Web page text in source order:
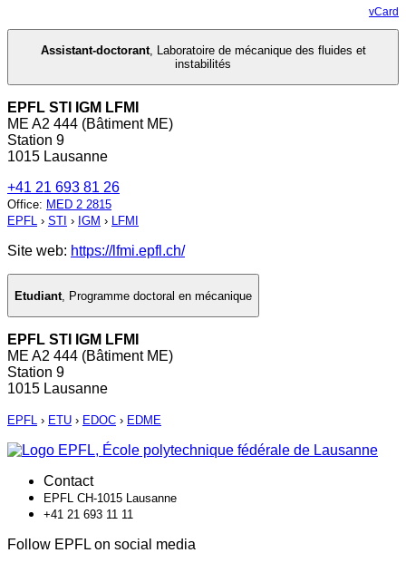
vCard
Assistant-doctorant, Laboratoire de mécanique des fluides et
instabilités
EPFL STI IGM LFMI
ME A2 444 (Bâtiment ME)
Station 9
1015 Lausanne
+41 21 693 81 26
Office: MED 2 2815
EPFL › STI › IGM › LFMI
Site web: https://lfmi.epfl.ch/
Etudiant Programme doctoral en mécanique
EPFL STI IGM LFMI
ME A2 444 (Bâtiment ME)
Station 9
1015 Lausanne
EPFL › ETU › EDOC › EDME
Contact
EPFL CH-1015 Lausanne
+41 21 693 11 11
Follow EPFL on social media